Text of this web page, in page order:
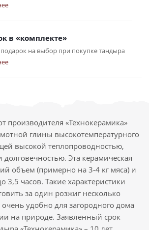
в «комплекте»
на выбор при покупке тандыра
производителя «Технокерамика»
глины высокотемпературного
высокой теплопроводностью,
долговечностью. Эта керамическая
объем (примерно на 3-4 кг мяса) и
3,5 часов. Такие характеристики
за один розжиг несколько
удобно для загородного дома
на природе. Заявленный срок